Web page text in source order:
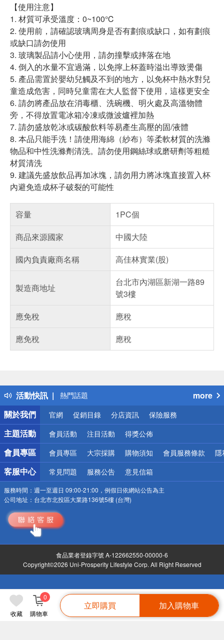
收藏 購物車
0
立即購買 加入購物車
【使用注意】
1. 材質可承受溫度：0~100℃
2. 使用前，請確認玻璃周身是否有劃痕或缺口，如有劃痕
或缺口請勿使用
3. 玻璃製品請小心使用，請勿撞擊或摔落在地
4. 倒入的水量不宜過滿，以免擰上杯蓋時溢出導致燙傷
5. 產品需置於嬰幼兒觸及不到的地方，以免杯中熱水對兒
童造成危害，同時兒童需在大人監督下使用，這樣更安全
6. 請勿將產品放在消毒櫃、洗碗機、明火處及高溫物體
旁，不得放置電冰箱冷凍或微波爐裡加熱
7. 請勿盛放乾冰或碳酸飲料等易產生高壓的固/液體
8. 本品只能手洗！請使用海綿（紗布）等柔軟材質的洗滌
物品和中性洗滌劑清洗。請勿使用鋼絲球或磨研劑等粗糙
材質清洗
9. 建議先盛放飲品再加冰塊，請勿用力將冰塊直接置入杯
內避免造成杯子破裂的可能性
容量
1PC個
商品來源國家
中國大陸
國內負責廠商名稱
高佳林實業(股)
製造商地址
台北市內湖區新湖一路89
號3樓
應免稅
應稅
應免稅
應稅
活動快訊
得獎公告
熱門話題
銀行優惠
偏遠地區配送
詐騙網頁！請小心！
more
關於我們
官網 促銷目錄 分店資訊 保險服務
主題活動 會員活動 注目活動 得獎公佈
會員專區 會員專區 大宗採購 購物須知 會員服務條款 隱
客服中心 常見問題 服務公告 意見信箱
服務時間： 週一至週日 09:00-21:00，例假日依網站公告為主
公司地址： 台北市北投區大業路136號5樓 (台灣)
食品業者登錄字號 A-122662550-00000-6
Copyright©2026 Uni-Prosperity Lifestyle Corp. All Right Reserved